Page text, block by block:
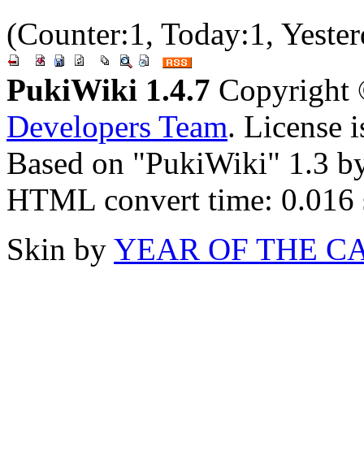
(Counter:1, Today:1,
PukiWiki 1.4.7 Copyright
Developers Team. License
Based on "PukiWiki" 1.3
HTML convert time: 0.016
Skin by YEAR OF THE